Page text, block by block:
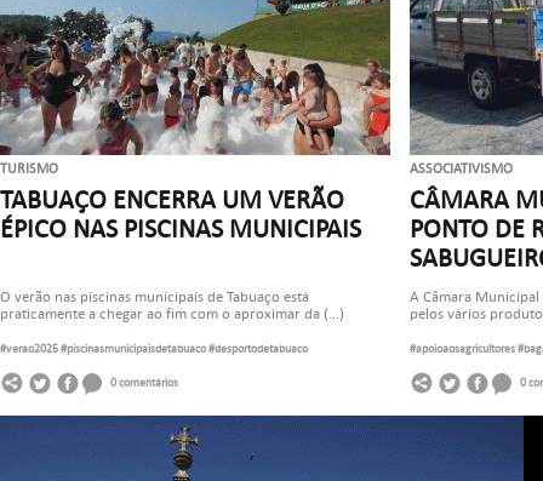
TURISMO
TABUAÇO ENCERRA UM VERÃO
ÉPICO NAS PISCINAS MUNICIPAIS
O verão nas piscinas municipais de Tabuaço está
praticamente a chegar ao fim com o aproximar da (...)
#verao2025 #piscinasmunicipaisdetabuaco #desportodetabuaco
0 comentários
ASSOCIATIVISMO
CÂMARA
PONTO DE
A Câmara
pelos vários
#apoioaosagricultores
0